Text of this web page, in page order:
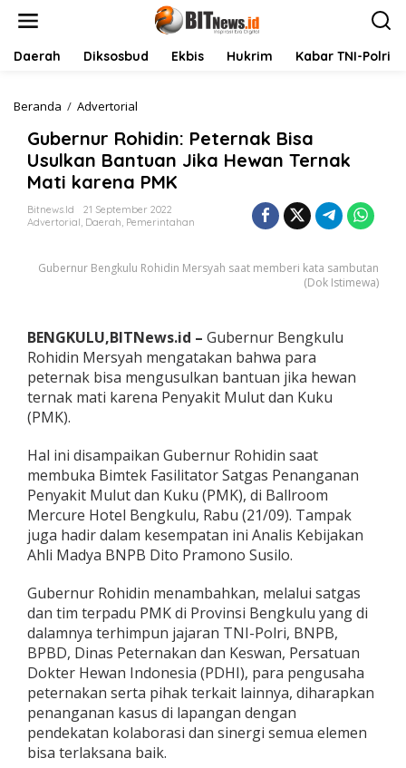
Daerah Diksosbud Ekbis Hukrim Kabar TNI-Polri
Beranda / Advertorial
b
e
r
n
u
r
h
n
:
P
e
t
n
a
k
B
i
s
a
U
u
k
a
n
B
a
n
t
u
a
Gubernur Rohidin: Peternak Bisa
Usulkan Bantuan Jika Hewan Ternak
Mati karena PMK
Bitnews.id
21 September 2022
Advertorial, Daerah, Pemerintahan
Gubernur Bengkulu Rohidin Mersyah saat memberi kata sambutan
(Dok Istimewa)
BENGKULU,BITNews.id – Gubernur Bengkulu
Rohidin Mersyah mengatakan bahwa para
peternak bisa mengusulkan bantuan jika hewan
ternak mati karena Penyakit Mulut dan Kuku
(PMK).
Hal ini disampaikan Gubernur Rohidin saat
membuka Bimtek Fasilitator Satgas Penanganan
Penyakit Mulut dan Kuku (PMK), di Ballroom
Mercure Hotel Bengkulu, Rabu (21/09). Tampak
juga hadir dalam kesempatan ini Analis Kebijakan
Ahli Madya BNPB Dito Pramono Susilo.
Gubernur Rohidin menambahkan, melalui satgas
dan tim terpadu PMK di Provinsi Bengkulu yang di
dalamnya terhimpun jajaran TNI-Polri, BNPB,
BPBD, Dinas Peternakan dan Keswan, Persatuan
Dokter Hewan Indonesia (PDHI), para pengusaha
peternakan serta pihak terkait lainnya, diharapkan
penanganan kasus di lapangan dengan
pendekatan kolaborasi dan sinergi semua elemen
bisa terlaksana baik.